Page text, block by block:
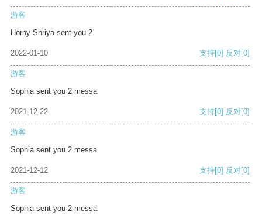
游客
Horny Shriya sent you 2
2022-01-10 支持[0] 反对[0]
游客
Sophia sent you 2 messa
2021-12-22 支持[0] 反对[0]
游客
Sophia sent you 2 messa
2021-12-12 支持[0] 反对[0]
游客
Sophia sent you 2 messa